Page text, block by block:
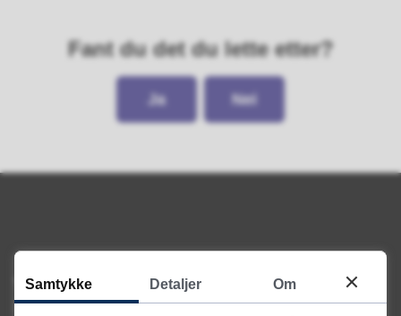
Fant du det du lette etter?
Ja Nei
Telefon
38 60 91 00
Samtykke Detaljer Om